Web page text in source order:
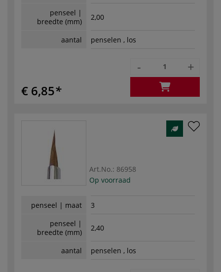
penseel |
breedte (mm)
2,00
aantal penselen , los
€ 6,85
- +
Art.No.: 86958
Op voorraad
penseel | maat
3
penseel |
breedte (mm)
2,40
aantal penselen , los